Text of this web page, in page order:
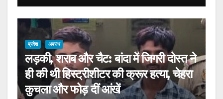
प्रदेश अपराध
लड़की, शराब और चैट: बांदा में जिगरी दोस्त ने
ही की थी हिस्ट्रीशीटर की क्रूर हत्या, चेहरा
कुचला और फोड़ दीं आंखें